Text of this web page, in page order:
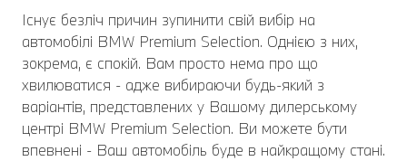
Існує безліч причин зупинити свій вибір на
автомобілі BMW Premium Selection. Однією з них,
зокрема, є спокій. Вам просто нема про що
хвилюватися - адже вибираючи будь-який з
варіантів, представлених у Вашому дилерському
центрі BMW Premium Selection. Ви можете бути
впевнені - Ваш автомобіль буде в найкращому стані.